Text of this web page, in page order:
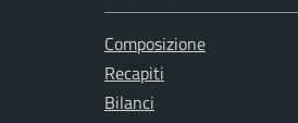
Composizione
Recapiti
Bilanci